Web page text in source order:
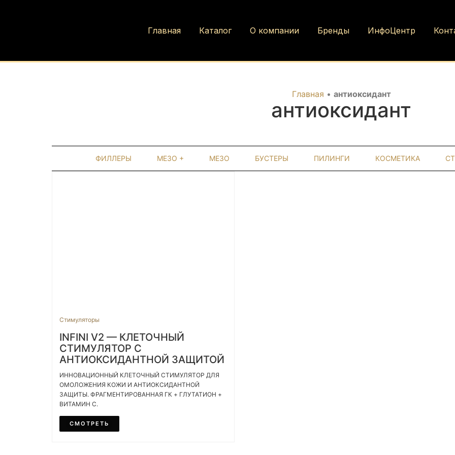
Главная Каталог О компании Бренды ИнфоЦентр
Главная • антиоксидант
антиоксидант
ФИЛЛЕРЫ МЕЗО + МЕЗО БУСТЕРЫ ПИЛИНГИ КОСМЕТИКА
Стимуляторы
INFINI V2 — КЛЕТОЧНЫЙ
СТИМУЛЯТОР С
АНТИОКСИДАНТНОЙ ЗАЩИТОЙ
ИННОВАЦИОННЫЙ КЛЕТОЧНЫЙ СТИМУЛЯТОР ДЛЯ
ОМОЛОЖЕНИЯ КОЖИ И АНТИОКСИДАНТНОЙ
ЗАЩИТЫ. ФРАГМЕНТИРОВАННАЯ ГК + ГЛУТАТИОН +
ВИТАМИН C.
СМОТРЕТЬ